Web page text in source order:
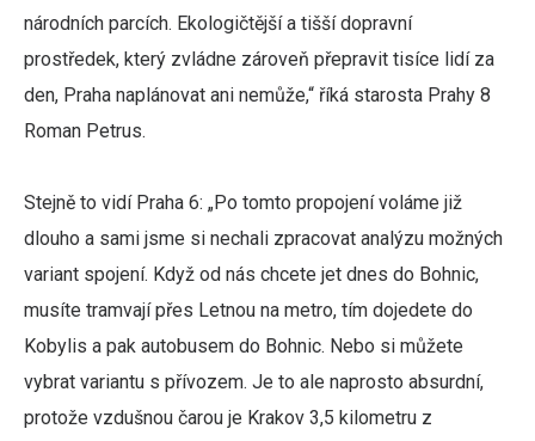
národních parcích. Ekologičtější a tišší dopravní
prostředek, který zvládne zároveň přepravit tisíce lidí za
den, Praha naplánovat ani nemůže,“ říká starosta Prahy 8
Roman Petrus.
Stejně to vidí Praha 6: „Po tomto propojení voláme již
dlouho a sami jsme si nechali zpracovat analýzu možných
variant spojení. Když od nás chcete jet dnes do Bohnic,
musíte tramvají přes Letnou na metro, tím dojedete do
Kobylis a pak autobusem do Bohnic. Nebo si můžete
vybrat variantu s přívozem. Je to ale naprosto absurdní,
protože vzdušnou čarou je Krakov 3,5 kilometru z